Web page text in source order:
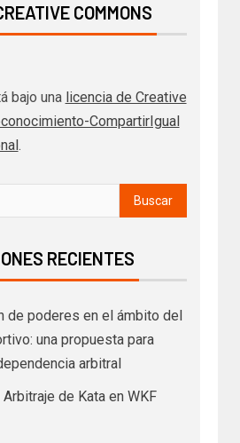
COMMONS
bajo una licencia de Creative
CompartirIgual
.
RECIENTES
de poderes en el ámbito del
una propuesta para
arbitral
de Kata en WKF